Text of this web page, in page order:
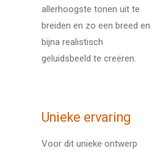
allerhoogste tonen uit te
breiden en zo een breed en
bijna realistisch
geluidsbeeld te creëren.
Unieke ervaring
Voor dit unieke ontwerp